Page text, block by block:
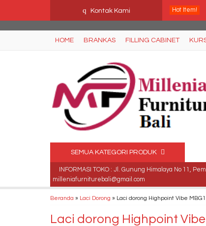
Ffn26mCseQzwzJTw3smpNE8Nti1cAw6hYZWaSDjvoqs
q Kontak Kami Hot Item!
HOME BRANKAS FILLING CABINET
SEMUA KATEGORI PRODUK
INFORMASI TOKO : Jl. Gunung Himalaya No 11,
milleniafurniturebali@gmail.com
Beranda » Laci Dorong » Laci dorong Highpoint Vibe
Laci dorong Highpoint Vibe